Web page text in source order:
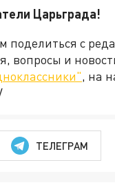
Царьграда!
поделиться с
вопросы и
, на
ТЕЛЕГРАМ